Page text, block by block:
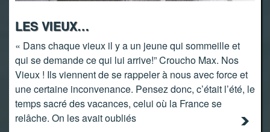
LES VIEUX…
« Dans chaque vieux il y a un jeune qui sommeille et
qui se demande ce qui lui arrive!” Croucho Max. Nos
Vieux ! Ils viennent de se rappeler à nous avec force et
une certaine inconvenance. Pensez donc, c’était l’été, le
temps sacré des vacances, celui où la France se
relâche. On les avait oubliés